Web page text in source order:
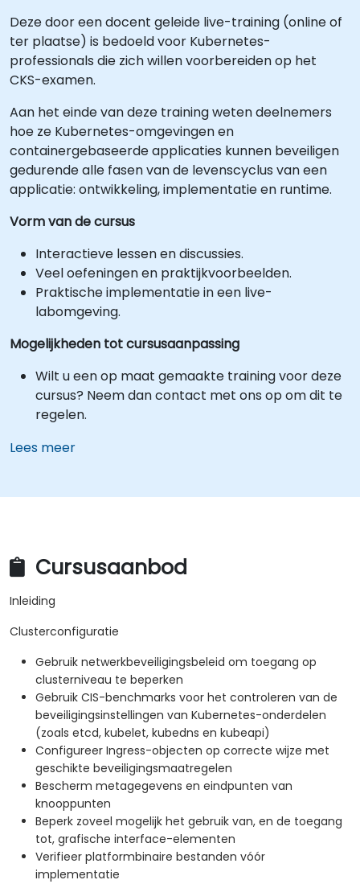
Deze door een docent geleide live-training (online of
ter plaatse) is bedoeld voor Kubernetes-
professionals die zich willen voorbereiden op het
CKS-examen.
Aan het einde van deze training weten deelnemers
hoe ze Kubernetes-omgevingen en
containergebaseerde applicaties kunnen beveiligen
gedurende alle fasen van de levenscyclus van een
applicatie: ontwikkeling, implementatie en runtime.
Vorm van de cursus
Interactieve lessen en discussies.
Veel oefeningen en praktijkvoorbeelden.
Praktische implementatie in een live-
labomgeving.
Mogelijkheden tot cursusaanpassing
Wilt u een op maat gemaakte training voor deze
cursus? Neem dan contact met ons op om dit te
regelen.
Lees meer
Cursusaanbod
Inleiding
Clusterconfiguratie
Gebruik netwerkbeveiligingsbeleid om toegang op
clusterniveau te beperken
Gebruik CIS-benchmarks voor het controleren van de
beveiligingsinstellingen van Kubernetes-onderdelen
(zoals etcd, kubelet, kubedns en kubeapi)
Configureer Ingress-objecten op correcte wijze met
geschikte beveiligingsmaatregelen
Bescherm metagegevens en eindpunten van
knooppunten
Beperk zoveel mogelijk het gebruik van, en de toegang
tot, grafische interface-elementen
Verifieer platformbinaire bestanden vóór
implementatie